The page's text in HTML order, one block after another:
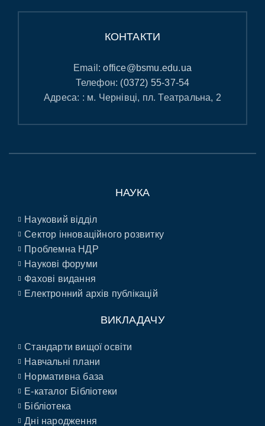
КОНТАКТИ
Email:office@bsmu.edu.ua
Телефон: (0372) 55-37-54
Адреса: : м. Чернівці, пл. Театральна, 2
НАУКА
Науковий відділ
Сектор інноваційного розвитку
Проблемна НДР
Наукові форуми
Фахові видання
Електронний архів публікацій
ВИКЛАДАЧУ
Стандарти вищої освіти
Навчальні плани
Нормативна база
E-каталог Бібліотеки
Бібліотека
Дні народження